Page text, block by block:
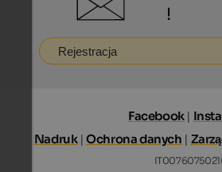
!
Rejestracja
Facebook |
Nadruk |Ochrona danych |